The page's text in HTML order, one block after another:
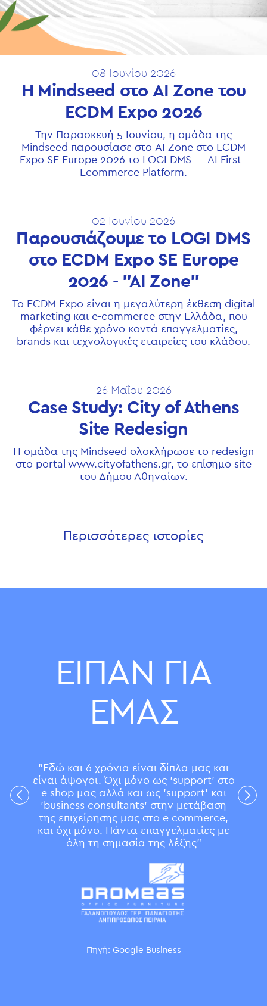
08 Ιουνίου 2026
Η Mindseed στο AI Zone του
ECDM Expo 2026
Την Παρασκευή 5 Ιουνίου, η ομάδα της
Mindseed παρουσίασε στο AI Zone στο ECDM
Expo SE Europe 2026 το LOGI DMS — AI First -
Ecommerce Platform.
02 Ιουνίου 2026
Παρουσιάζουμε το LOGI DMS
στο ECDM Expo SE Europe
2026 - "ΑΙ Zone"
Το ECDM Expo είναι η μεγαλύτερη έκθεση digital
marketing και e-commerce στην Ελλάδα, που
φέρνει κάθε χρόνο κοντά επαγγελματίες,
brands και τεχνολογικές εταιρείες του κλάδου.
26 Μαΐου 2026
Case Study: City of Athens
Site Redesign
Η ομάδα της Mindseed ολοκλήρωσε το redesign
στο portal www.cityofathens.gr, το επίσημο site
του Δήμου Αθηναίων.
Περισσότερες ιστορίες
ΕΙΠΑΝ ΓΙΑ
ΕΜΑΣ
Previous
"Εδώ και 6 χρόνια είναι δίπλα μας και
είναι άψογοι. Όχι μόνο ως 'support' στο
e shop μας αλλά και ως 'support' και
'business consultants' στην μετάβαση
της επιχείρησης μας στο e commerce,
και όχι μόνο. Πάντα επαγγελματίες με
όλη τη σημασία της λέξης"
Πηγή: Google Business
Next